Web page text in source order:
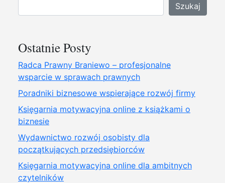
Szukaj
Ostatnie Posty
Radca Prawny Braniewo – profesjonalne
wsparcie w sprawach prawnych
Poradniki biznesowe wspierające rozwój firmy
Księgarnia motywacyjna online z książkami o
biznesie
Wydawnictwo rozwój osobisty dla
początkujących przedsiębiorców
Księgarnia motywacyjna online dla ambitnych
czytelników